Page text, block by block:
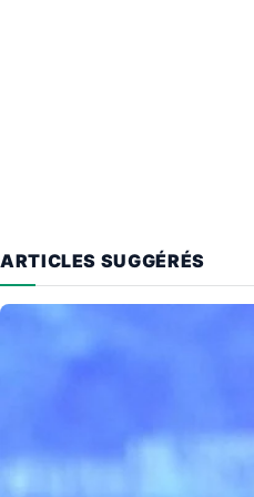
ARTICLES SUGGÉRÉS